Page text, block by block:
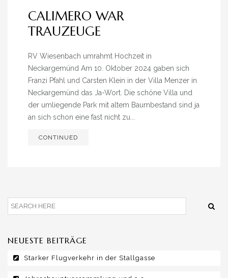
CALIMERO WAR
TRAUZEUGE
RV Wiesenbach umrahmt Hochzeit in
Neckargemünd Am 10. Oktober 2024 gaben sich
Franzi Pfahl und Carsten Klein in der Villa Menzer in
Neckargemünd das Ja-Wort. Die schöne Villa und
der umliegende Park mit altem Baumbestand sind ja
an sich schon eine fast nicht zu...
CONTINUED
NEUESTE BEITRÄGE
Starker Flugverkehr in der Stallgasse